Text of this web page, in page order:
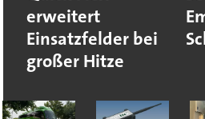
erweitert
Einsatzfelder bei
großer Hitze